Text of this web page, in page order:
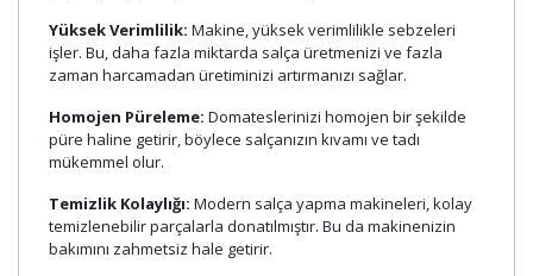
Yüksek Verimlilik: Makine, yüksek verimlilikle sebzeleri
işler. Bu, daha fazla miktarda salça üretmenizi ve fazla
zaman harcamadan üretiminizi artırmanızı sağlar.
Homojen Püreleme: Domateslerinizi homojen bir şekilde
püre haline getirir, böylece salçanızın kıvamı ve tadı
mükemmel olur.
Temizlik Kolaylığı: Modern salça yapma makineleri, kolay
temizlenebilir parçalarla donatılmıştır. Bu da makinenizin
bakımını zahmetsiz hale getirir.